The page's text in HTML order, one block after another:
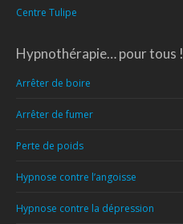
Centre Tulipe
Hypnothérapie… pour tous !
Arrêter de boire
Arrêter de fumer
Perte de poids
Hypnose contre l’angoisse
Hypnose contre la dépression